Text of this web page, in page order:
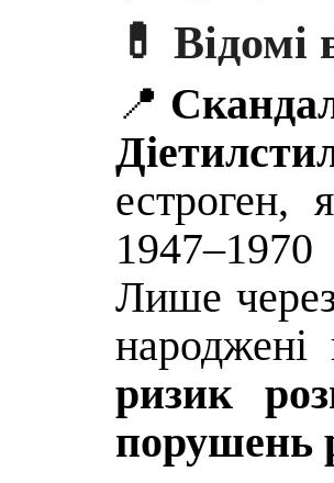
💊
📍
естроген,
Лише
ризик
порушень